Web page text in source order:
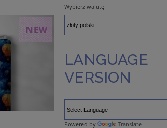
Wybierz walutę
LANGUAGE
VERSION
Powered by Translate